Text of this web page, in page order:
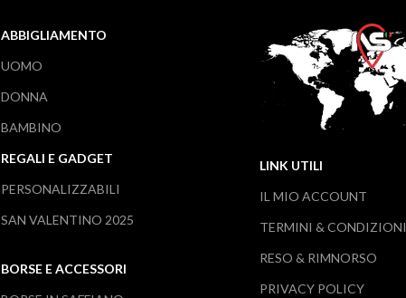
ABBIGLIAMENTO
UOMO
DONNA
BAMBINO
REGALI E GADGET
PERSONALIZZABILI
SAN VALENTINO 2025
BORSE E ACCESSORI
LINK UTILI
IL MIO ACCOUNT
TERMINI & CONDIZIONI
RESO & RIMNORSO
PRIVACY POLICY